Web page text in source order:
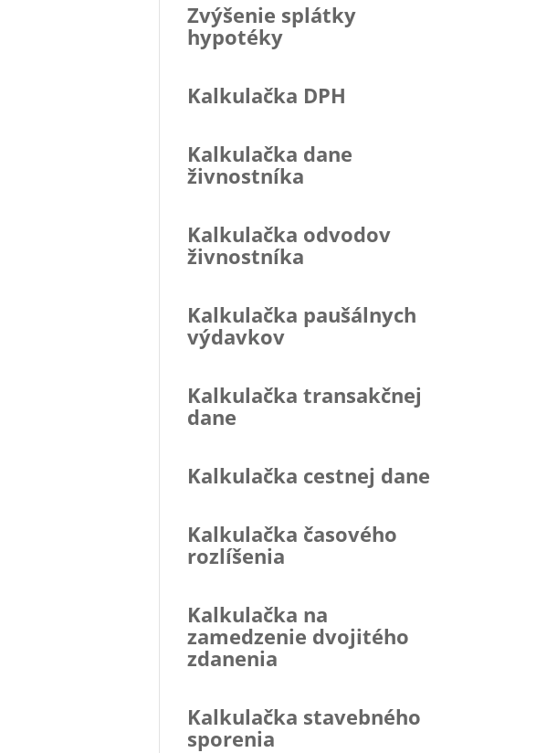
Zvýšenie splátky
hypotéky
Kalkulačka DPH
Kalkulačka dane
živnostníka
Kalkulačka odvodov
živnostníka
Kalkulačka paušálnych
výdavkov
Kalkulačka transakčnej
dane
Kalkulačka cestnej dane
Kalkulačka časového
rozlíšenia
Kalkulačka na
zamedzenie dvojitého
zdanenia
Kalkulačka stavebného
sporenia